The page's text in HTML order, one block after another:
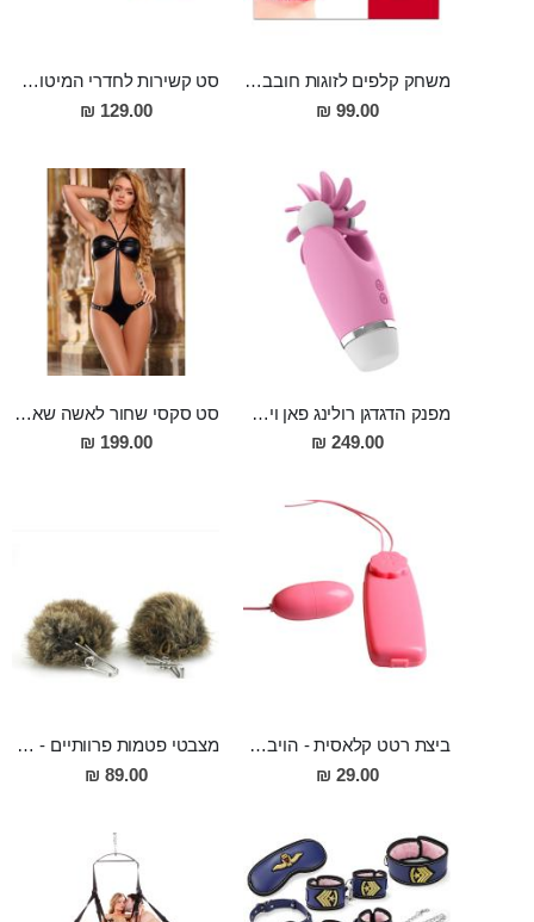
משחק קלפים לזוגות חובבי מין אוראלי
99.00 ₪
סט קשירות לחדרי המיטות המכיל 3 חלקים כולל מסכה שוט ונוצת דיגדוגים
129.00 ₪
מפנק הדגדגן רולינג פאן ויברטור בעל 12 מצבי רטט מסיליקון Nakoa
249.00 ₪
סט סקסי שחור לאשה שאוהבת לפתוח את הואגינה שלה לרווחה ואפילו להכניס אצבע או שתיים לישבן כאשר הפרטנר צופה, חזיה פתוחה ותחתונים מעור פתוחים באזור הרקטום והנרתיק לפישוק עצמי רחב של הלחיים על מנת לחשוף את פי הטבעת והנרתיק והדגדגן, להתגאות בהם, לעיני הפרטנר
199.00 ₪
ביצת רטט קלאסית - הויברטור הסודי שלך
29.00 ₪
מצבטי פטמות פרוותיים - מענגי פטמות לאשה
89.00 ₪